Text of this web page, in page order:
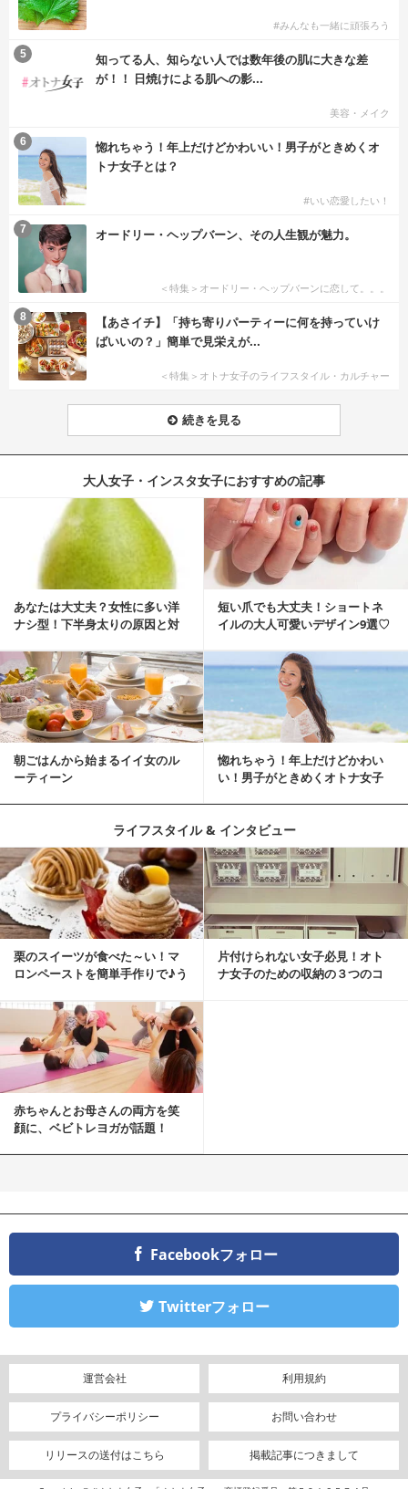
#みんなも一緒に頑張ろう
知ってる人、知らない人では数年後の肌に大きな差
が！！ 日焼けによる肌への影...
美容・メイク
5
惚れちゃう！年上だけどかわいい！男子がときめくオ
トナ女子とは？
#いい恋愛したい！
6
オードリー・ヘップバーン、その人生観が魅力。
＜特集＞オードリー・ヘップバーンに恋して。。。
7
【あさイチ】「持ち寄りパーティーに何を持っていけ
ばいいの？」簡単で見栄えが...
＜特集＞オトナ女子のライフスタイル・カルチャー
8
続きを見る
大人女子・インスタ女子におすすめの記事
あなたは大丈夫？女性に多い洋
ナシ型！下半身太りの原因と対
短い爪でも大丈夫！ショートネ
イルの大人可愛いデザイン9選♡
朝ごはんから始まるイイ女のル
ーティーン
惚れちゃう！年上だけどかわい
い！男子がときめくオトナ女子
ライフスタイル & インタビュー
栗のスイーツが食べた～い！マ
ロンペーストを簡単手作りで♪う
片付けられない女子必見！オト
ナ女子のための収納の３つのコ
赤ちゃんとお母さんの両方を笑
顔に、ベビトレヨガが話題！
Facebookフォロー
Twitterフォロー
運営会社 利用規約
プライバシーポリシー お問い合わせ
リリースの送付はこちら 掲載記事につきまして